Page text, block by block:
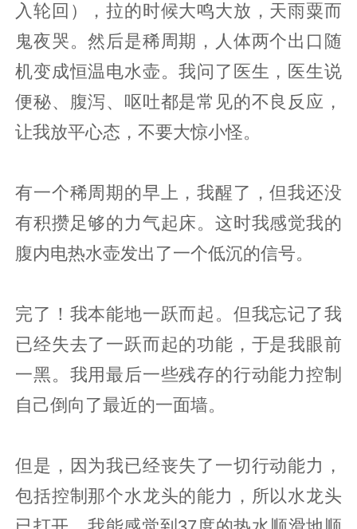
入轮回），拉的时候大鸣大放，天雨粟而
鬼夜哭。然后是稀周期，人体两个出口随
机变成恒温电水壶。我问了医生，医生说
便秘、腹泻、呕吐都是常见的不良反应，
让我放平心态，不要大惊小怪。
有一个稀周期的早上，我醒了，但我还没
有积攒足够的力气起床。这时我感觉我的
腹内电热水壶发出了一个低沉的信号。
完了！我本能地一跃而起。但我忘记了我
已经失去了一跃而起的功能，于是我眼前
一黑。我用最后一些残存的行动能力控制
自己倒向了最近的一面墙。
但是，因为我已经丧失了一切行动能力，
包括控制那个水龙头的能力，所以水龙头